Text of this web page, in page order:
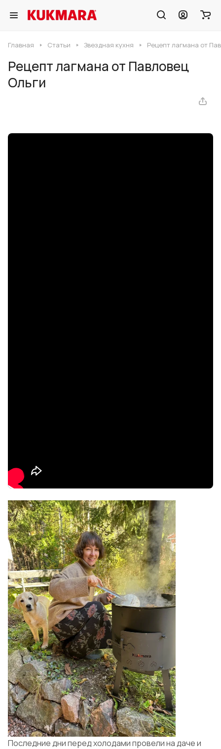
Главная Статьи Звездная кухня Рецепт лагмана от
Рецепт лагмана от Павловец
Ольги
Последние дни перед холодами провели на даче и